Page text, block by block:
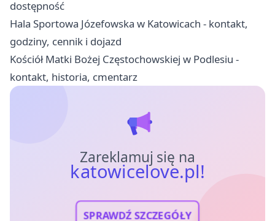
dostępność
Hala Sportowa Józefowska w Katowicach - kontakt,
godziny, cennik i dojazd
Kościół Matki Bożej Częstochowskiej w Podlesiu -
kontakt, historia, cmentarz
Zareklamuj się na
katowicelove.pl!
SPRAWDŹ SZCZEGÓŁY